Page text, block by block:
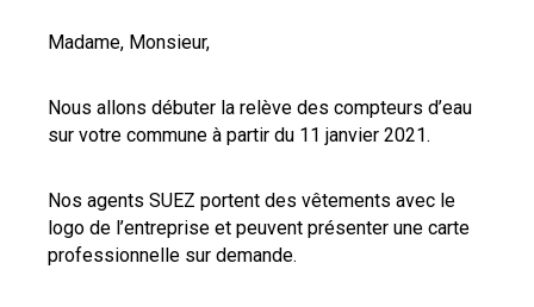
Madame, Monsieur,
Nous allons débuter la relève des compteurs d’eau
sur votre commune à partir du 11 janvier 2021.
Nos agents SUEZ portent des vêtements avec le
logo de l’entreprise et peuvent présenter une carte
professionnelle sur demande.